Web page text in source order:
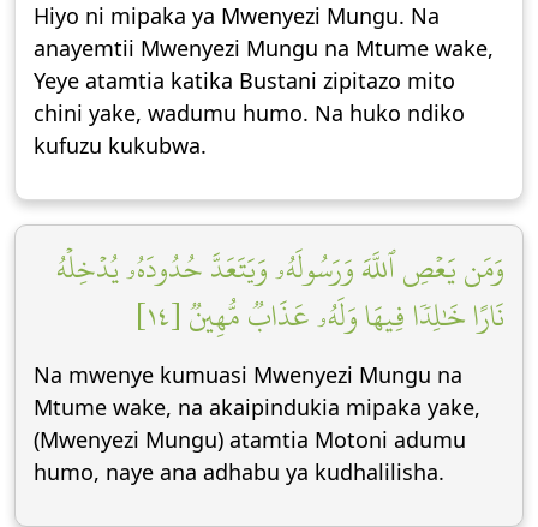
Hiyo ni mipaka ya Mwenyezi Mungu. Na
anayemtii Mwenyezi Mungu na Mtume wake,
Yeye atamtia katika Bustani zipitazo mito
chini yake, wadumu humo. Na huko ndiko
kufuzu kukubwa.
وَمَن يَعۡصِ ٱللَّهَ وَرَسُولَهُۥ وَيَتَعَدَّ حُدُودَهُۥ يُدۡخِلۡهُ
نَارًا خَٰلِدٗا فِيهَا وَلَهُۥ عَذَابٞ مُّهِينٞ [١٤]
Na mwenye kumuasi Mwenyezi Mungu na
Mtume wake, na akaipindukia mipaka yake,
(Mwenyezi Mungu) atamtia Motoni adumu
humo, naye ana adhabu ya kudhalilisha.